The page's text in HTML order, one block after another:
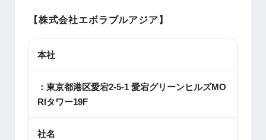
【株式会社エボラブルアジア】
本社
：東京都港区愛宕2-5-1 愛宕グリーンヒルズMO
RIタワー19F
社名